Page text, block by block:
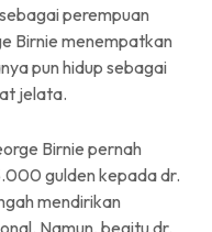
perempuan
Birnie menempatkan
pun hidup sebagai
jelata.
Birnie pernah
gulden kepada dr.
mendirikan
Namun, begitu dr.